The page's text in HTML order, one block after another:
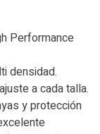
Performance
densidad.
a cada talla.
y protección